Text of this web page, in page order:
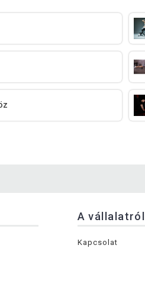
A vállalatról
Kapcsolat